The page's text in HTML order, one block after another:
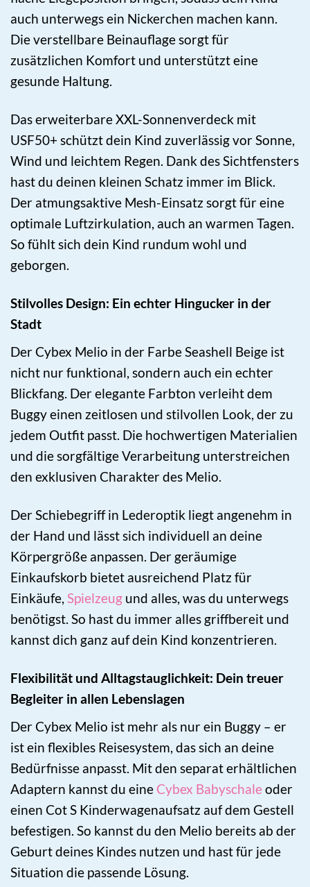
auch unterwegs ein Nickerchen machen kann.
Die verstellbare Beinauflage sorgt für
zusätzlichen Komfort und unterstützt eine
gesunde Haltung.
Das erweiterbare XXL-Sonnenverdeck mit
USF50+ schützt dein Kind zuverlässig vor Sonne,
Wind und leichtem Regen. Dank des Sichtfensters
hast du deinen kleinen Schatz immer im Blick.
Der atmungsaktive Mesh-Einsatz sorgt für eine
optimale Luftzirkulation, auch an warmen Tagen.
So fühlt sich dein Kind rundum wohl und
geborgen.
Stilvolles Design: Ein echter Hingucker in der
Stadt
Der Cybex Melio in der Farbe Seashell Beige ist
nicht nur funktional, sondern auch ein echter
Blickfang. Der elegante Farbton verleiht dem
Buggy einen zeitlosen und stilvollen Look, der zu
jedem Outfit passt. Die hochwertigen Materialien
und die sorgfältige Verarbeitung unterstreichen
den exklusiven Charakter des Melio.
Der Schiebegriff in Lederoptik liegt angenehm in
der Hand und lässt sich individuell an deine
Körpergröße anpassen. Der geräumige
Einkaufskorb bietet ausreichend Platz für
Einkäufe, Spielzeug und alles, was du unterwegs
benötigst. So hast du immer alles griffbereit und
kannst dich ganz auf dein Kind konzentrieren.
Flexibilität und Alltagstauglichkeit: Dein treuer
Begleiter in allen Lebenslagen
Der Cybex Melio ist mehr als nur ein Buggy – er
ist ein flexibles Reisesystem, das sich an deine
Bedürfnisse anpasst. Mit den separat erhältlichen
Adaptern kannst du eine Cybex Babyschale oder
einen Cot S Kinderwagenaufsatz auf dem Gestell
befestigen. So kannst du den Melio bereits ab der
Geburt deines Kindes nutzen und hast für jede
Situation die passende Lösung.